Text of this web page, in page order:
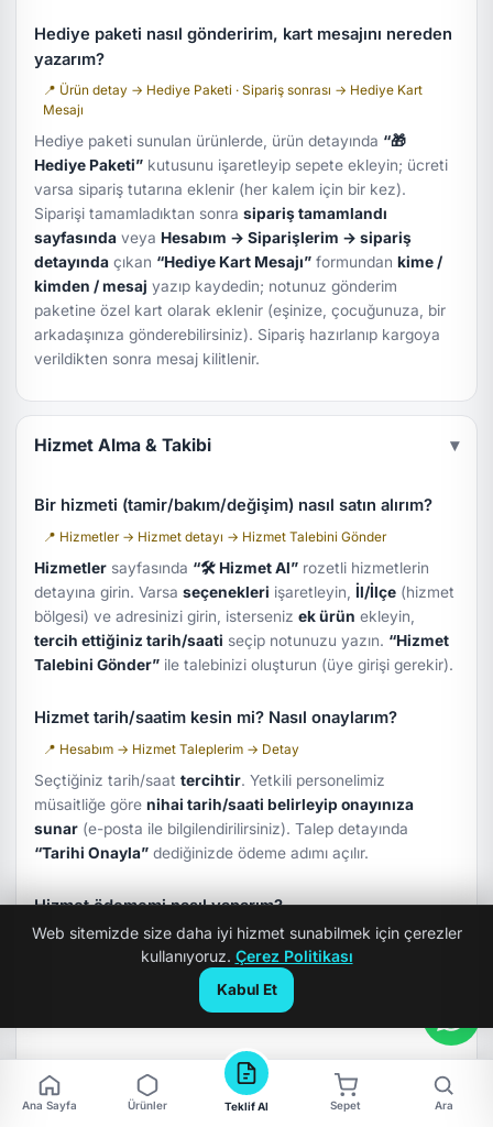
Hediye paketi nasıl gönderirim, kart mesajını nereden
yazarım?
📍 Ürün detay → Hediye Paketi · Sipariş sonrası → Hediye Kart
Mesajı
Hediye paketi sunulan ürünlerde, ürün detayında “🎁
Hediye Paketi” kutusunu işaretleyip sepete ekleyin; ücreti
varsa sipariş tutarına eklenir (her kalem için bir kez).
Siparişi tamamladıktan sonrasipariş tamamlandı
sayfasında veya Hesabım → Siparişlerim → sipariş
detayında çıkan “Hediye Kart Mesajı” formundankime /
kimden / mesaj yazıp kaydedin; notunuz gönderim
paketine özel kart olarak eklenir (eşinize, çocuğunuza, bir
arkadaşınıza gönderebilirsiniz). Sipariş hazırlanıp kargoya
verildikten sonra mesaj kilitlenir.
Hizmet Alma & Takibi ▾
Bir hizmeti (tamir/bakım/değişim) nasıl satın alırım?
📍 Hizmetler → Hizmet detayı → Hizmet Talebini Gönder
Hizmetler sayfasında “🛠 Hizmet Al” rozetli hizmetlerin
detayına girin. Varsaseçenekleri işaretleyin, İl/İlçe (hizmet
bölgesi) ve adresinizi girin, istersenizek ürün ekleyin,
tercih ettiğiniz tarih/saati seçip notunuzu yazın. “Hizmet
Talebini Gönder” ile talebinizi oluşturun (üye girişi gerekir).
Hizmet tarih/saatim kesin mi? Nasıl onaylarım?
📍 Hesabım → Hizmet Taleplerim → Detay
Seçtiğiniz tarih/saattercihtir. Yetkili personelimiz
müsaitliğe görenihai tarih/saati belirleyip onayınıza
sunar (e-posta ile bilgilendirilirsiniz). Talep detayında
“Tarihi Onayla” dediğinizde ödeme adımı açılır.
Hizmet ödememi nasıl yaparım?
📍 Hesabım → Hizmet Talebi → Ödeme Bildirimi Yap
Tarihi onayladıktan sonraHavale/EFTile ödeyip
ile dekontunuzu yükleyin. Muhasebe
onayladığında hizmet süreci başlar.
Hizmet tamamlanınca ne olur? Değerlendirme
yapabilir miyim?
Ana Sayfa Ürünler Teklif Al Sepet Ara
Web sitemizde size daha iyi hizmet sunabilmek için çerezler
kullanıyoruz. Çerez Politikası
Kabul Et